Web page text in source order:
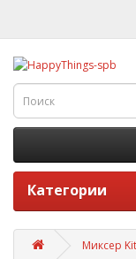
Категории
Миксер